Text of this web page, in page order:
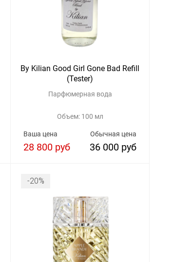
By Kilian Good Girl Gone Bad Refill
(Tester)
Парфюмерная вода
Объем: 100 мл
Обычная цена
36 000 руб
Ваша цена
28 800 руб
-20%